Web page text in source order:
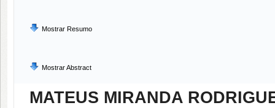
Mostrar Resumo
Mostrar Abstract
MATEUS MIRANDA